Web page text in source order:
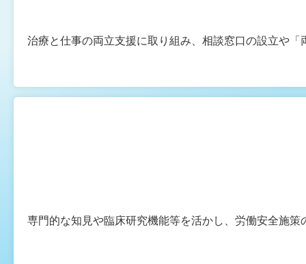
治療と仕事の両立支援に取り組み、相談窓口の設立や
専門的な知見や臨床研究機能等を活かし、労働安全施